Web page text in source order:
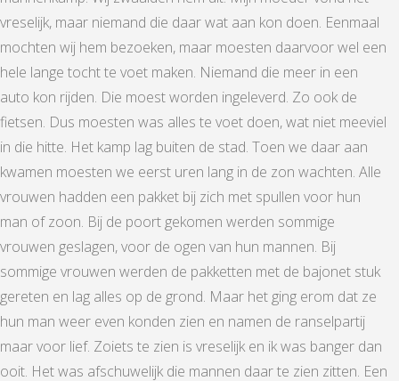
vreselijk, maar niemand die daar wat aan kon doen. Eenmaal
mochten wij hem bezoeken, maar moesten daarvoor wel een
hele lange tocht te voet maken. Niemand die meer in een
auto kon rijden. Die moest worden ingeleverd. Zo ook de
fietsen. Dus moesten was alles te voet doen, wat niet meeviel
in die hitte. Het kamp lag buiten de stad. Toen we daar aan
kwamen moesten we eerst uren lang in de zon wachten. Alle
vrouwen hadden een pakket bij zich met spullen voor hun
man of zoon. Bij de poort gekomen werden sommige
vrouwen geslagen, voor de ogen van hun mannen. Bij
sommige vrouwen werden de pakketten met de bajonet stuk
gereten en lag alles op de grond. Maar het ging erom dat ze
hun man weer even konden zien en namen de ranselpartij
maar voor lief. Zoiets te zien is vreselijk en ik was banger dan
ooit. Het was afschuwelijk die mannen daar te zien zitten. Een